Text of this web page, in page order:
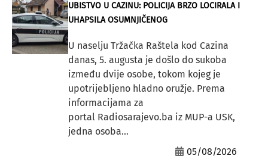
UBISTVO U CAZINU: POLICIJA BRZO LOCIRALA I
UHAPSILA OSUMNJIČENOG
U naselju Tržačka Raštela kod Cazina
danas, 5. augusta je došlo do sukoba
između dvije osobe, tokom kojeg je
upotrijebljeno hladno oružje. Prema
informacijama za
portal Radiosarajevo.ba iz MUP-a USK,
jedna osoba...
05/08/2026